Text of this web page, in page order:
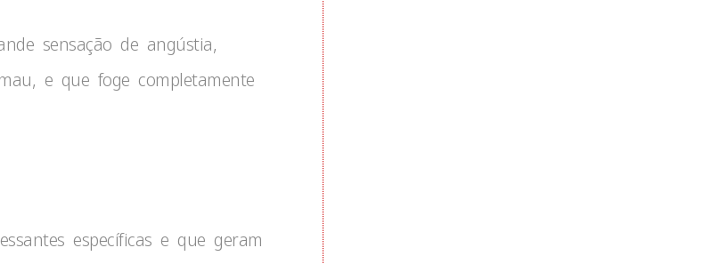
sensação de angústia,
e que foge completamente
específicas e que geram